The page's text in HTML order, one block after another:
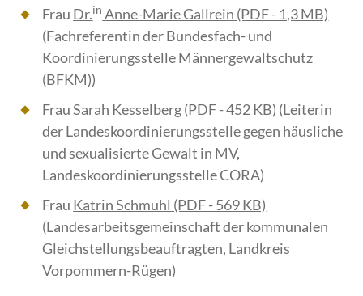
Frau Dr.inAnne-Marie Gallrein (PDF - 1,3 MB)
(Fachreferentin der Bundesfach- und
Koordinierungsstelle Männergewaltschutz
(BFKM))
FrauSarah Kesselberg(PDF - 452 KB) (Leiterin
der Landeskoordinierungsstelle gegen häusliche
und sexualisierte Gewalt in MV,
Landeskoordinierungsstelle CORA)
Frau Katrin Schmuhl (PDF - 569 KB)
(Landesarbeitsgemeinschaft der kommunalen
Gleichstellungsbeauftragten, Landkreis
Vorpommern-Rügen)